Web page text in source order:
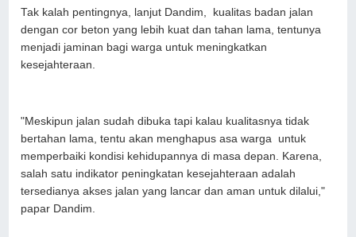
Tak kalah pentingnya, lanjut Dandim, kualitas badan jalan
dengan cor beton yang lebih kuat dan tahan lama, tentunya
menjadi jaminan bagi warga untuk meningkatkan
kesejahteraan.
"Meskipun jalan sudah dibuka tapi kalau kualitasnya tidak
bertahan lama, tentu akan menghapus asa warga untuk
memperbaiki kondisi kehidupannya di masa depan. Karena,
salah satu indikator peningkatan kesejahteraan adalah
tersedianya akses jalan yang lancar dan aman untuk dilalui,"
papar Dandim.